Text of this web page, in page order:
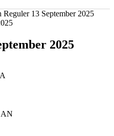
Reguler 13 September 2025
2025